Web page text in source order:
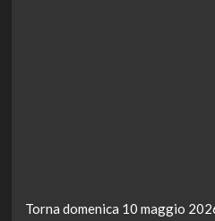
Torna domenica 10 maggio